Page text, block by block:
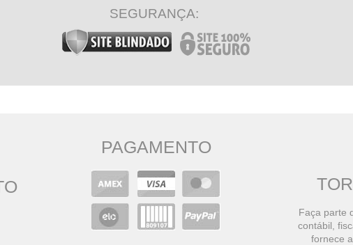
SEGURANÇA:
PAGAMENTO
Faça parte
contábil,
fornece